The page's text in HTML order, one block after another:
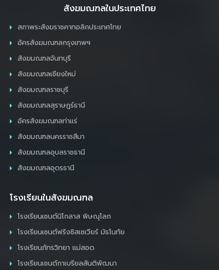
สังฆมณฑลในประเทศไทย
สภาพระสังฆราชคาทอลิกประเทศไทย
อัครสังฆมณฑลกรุงเทพฯ
สังฆมณฑลจันทบุรี
สังฆมณฑลเชียงใหม่
สังฆมณฑลราชบุรี
สังฆมณฑลสุราษฎร์ธานี
อัครสังฆมณฑลท่าแร่
สังฆมณฑลนครราชสีมา
สังฆมณฑลอุบลราชธานี
สังฆมณฑลอุดรธานี
โรงเรียนในสังฆมณฑล
โรงเรียนเซนต์นิโกลาส พิษณุโลก
โรงเรียนเซนต์ฟรังซิสเซเวียร์ มัธโนทัย
โรงเรียนภัทรวิทยา แม่สอด
โรงเรียนเซนต์กาเบรียลสันติพัฒนา